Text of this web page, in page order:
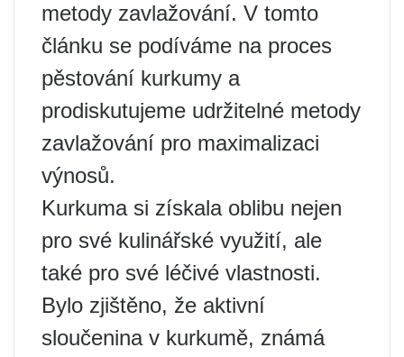
metody zavlažování. V tomto
článku se podíváme na proces
pěstování kurkumy a
prodiskutujeme udržitelné metody
zavlažování pro maximalizaci
výnosů.
Kurkuma si získala oblibu nejen
pro své kulinářské využití, ale
také pro své léčivé vlastnosti.
Bylo zjištěno, že aktivní
sloučenina v kurkumě, známá